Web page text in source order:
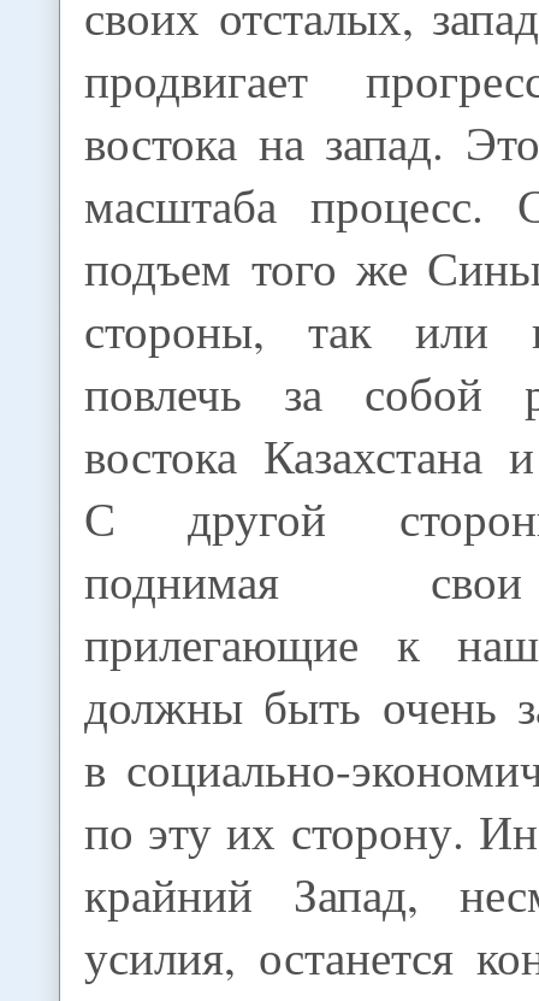
своих отсталых,
продвигает
востока на запад.
масштаба процесс.
подъем того же
стороны, так или
повлечь за собой
востока Казахстана
С другой
поднимая
прилегающие к
должны быть очень
в социально-
по эту их сторону.
крайний Запад,
усилия, останется